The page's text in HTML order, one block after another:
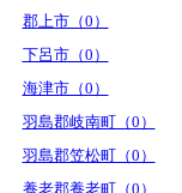
郡上市（0）
下呂市（0）
海津市（0）
羽島郡岐南町（0）
羽島郡笠松町（0）
養老郡養老町（0）